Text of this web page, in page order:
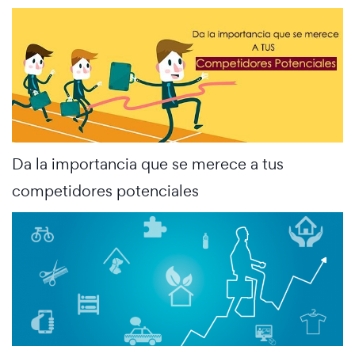
Da la importancia que se merece a tus
competidores potenciales